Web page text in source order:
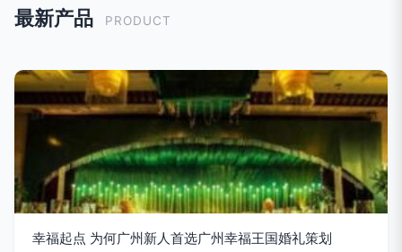
最新产品 PRODUCT
幸福起点 为何广州新人首选广州幸福王国婚礼策划